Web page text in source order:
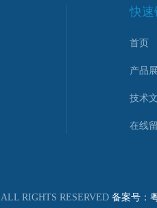
快速
首页
产品
技术
在线
RIGHTS RESERVED 备案号：